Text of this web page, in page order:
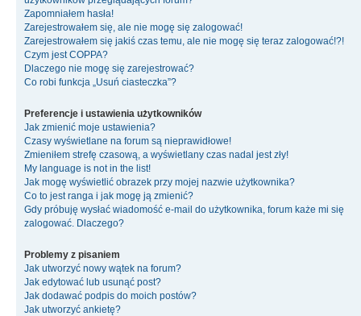
Zapomniałem hasła!
Zarejestrowałem się, ale nie mogę się zalogować!
Zarejestrowałem się jakiś czas temu, ale nie mogę się teraz zalogować!?!
Czym jest COPPA?
Dlaczego nie mogę się zarejestrować?
Co robi funkcja „Usuń ciasteczka”?
Preferencje i ustawienia użytkowników
Jak zmienić moje ustawienia?
Czasy wyświetlane na forum są nieprawidłowe!
Zmieniłem strefę czasową, a wyświetlany czas nadal jest zły!
My language is not in the list!
Jak mogę wyświetlić obrazek przy mojej nazwie użytkownika?
Co to jest ranga i jak mogę ją zmienić?
Gdy próbuję wysłać wiadomość e-mail do użytkownika, forum każe mi się
zalogować. Dlaczego?
Problemy z pisaniem
Jak utworzyć nowy wątek na forum?
Jak edytować lub usunąć post?
Jak dodawać podpis do moich postów?
Jak utworzyć ankietę?